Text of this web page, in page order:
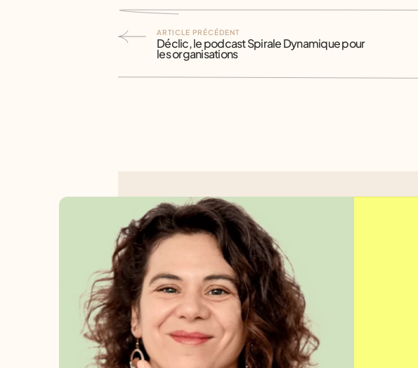
ARTICLE PRÉCÉDENT
Déclic, le podcast Spirale Dynamique pour
les organisations